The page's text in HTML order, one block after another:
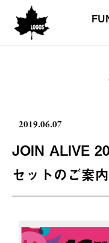
2019.06.07
JOIN ALIVE
セットのご案